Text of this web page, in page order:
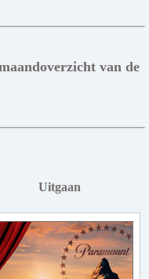
van de
Uitgaan